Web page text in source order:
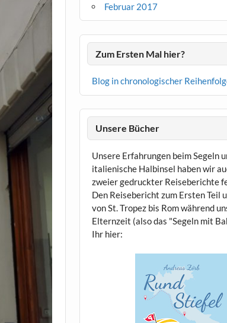
Februar 2017
Zum Ersten Mal hier?
Blog in chronologischer
Unsere Bücher
Unsere Erfahrungen beim Segeln
italienische Halbinsel haben wir
zweier gedruckter Reiseberichte
Den Reisebericht zum Ersten Teil
von St. Tropez bis Rom während
Elternzeit (also das "Segeln mit
Ihr hier: